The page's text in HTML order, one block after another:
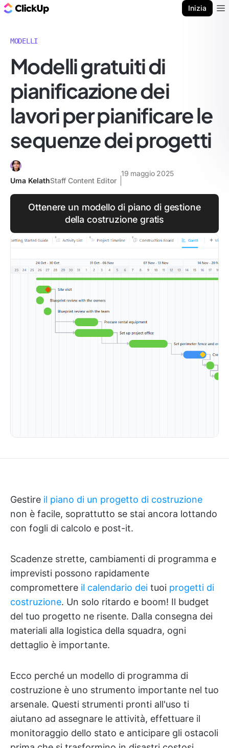
Inizia
MODELLI
Modelli gratuiti di
pianificazione dei
lavori per pianificare le
sequenze dei progetti
Uma KelathStaff Content Editor
19 maggio 2025
Ottenere un modello di piano di gestione
della costruzione gratis
Gestire il piano di un progetto di costruzione
non è facile, soprattutto se stai ancora lottando
con fogli di calcolo e post-it.
Scadenze strette, cambiamenti di programma e
imprevisti possono rapidamente
compromettere il calendario dei tuoi progetti di
costruzione. Un solo ritardo e boom! Il budget
del tuo progetto ne risente. Dalla consegna dei
materiali alla logistica della squadra, ogni
dettaglio è importante.
Ecco perché un modello di programma di
costruzione è uno strumento importante nel tuo
arsenale. Questi strumenti pronti all'uso ti
aiutano ad assegnare le attività, effettuare il
monitoraggio dello stato e anticipare gli ostacoli